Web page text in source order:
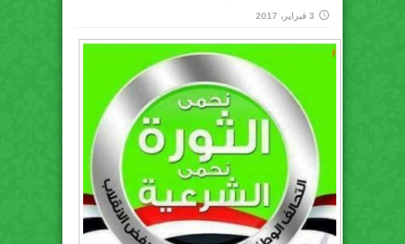
3 فبراير، 2017